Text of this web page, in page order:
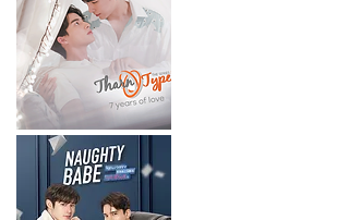
キミと奏でる交響曲〈シンフォニー〉
初恋の方程式
キミとの距離 -Fall in Love-
キミの声に恋してる
今夜も君とデートする～Love in Time～
キミと幸せになる方法～Love Together～
無眠之境
私の悪役彼氏